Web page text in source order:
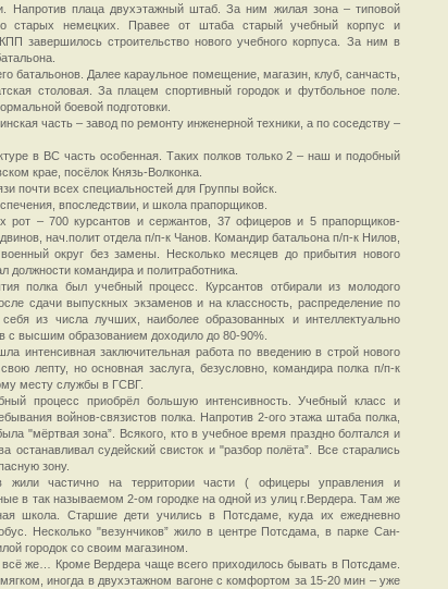
Напротив плаца двухэтажный штаб. За ним жилая зона – типовой
старых немецких. Правее от штаба старый учебный корпус и
завершилось строительство нового учебного корпуса. За ним в
батальонов. Далее караульное помещение, магазин, клуб, санчасть,
столовая. За плацем спортивный городок и футбольное поле.
боевой подготовки.
часть – завод по ремонту инженерной техники, а по соседству –
в ВС часть особенная. Таких полков только 2 – наш и подобный
крае, посёлок Князь-Волконка.
почти всех специальностей для Группы войск.
впоследствии, и школа прапорщиков.
– 700 курсантов и сержантов, 37 офицеров и 5 прапорщиков-
нач.полит отдела п/п-к Чанов. Командир батальона п/п-к Нилов,
округ без замены. Несколько месяцев до прибытия нового
командира и политработника.
полка был учебный процесс. Курсантов отбирали из молодого
сдачи выпускных экзаменов и на классность, распределение по
из числа лучших, наиболее образованных и интеллектуально
с высшим образованием доходило до 80-90%.
интенсивная заключительная работа по введению в строй нового
лепту, но основная заслуга, безусловно, командира полка п/п-к
месту службы в ГСВГ.
процесс приобрёл большую интенсивность. Учебный класс и
войнов-связистов полка. Напротив 2-ого этажа штаба полка,
"мёртвая зона”. Всякого, кто в учебное время праздно болтался и
останавливал судейский свисток и "разбор полёта”. Все старались
зону.
жили частично на территории части ( офицеры управления и
в так называемом 2-ом городке на одной из улиц г.Вердера. Там же
школа. Старшие дети учились в Потсдаме, куда их ежедневно
Несколько "везунчиков” жило в центре Потсдама, в парке Сан-
городок со своим магазином.
же… Кроме Вердера чаще всего приходилось бывать в Потсдаме.
иногда в двухэтажном вагоне с комфортом за 15-20 мин – уже